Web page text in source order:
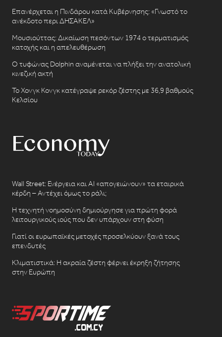
Επανέρχεται η Πινδάρου κατά Κυβέρνησης: «Γνωστό το
ανέκδοτο περι ΔΗΣΑΚΕΛ»
Μουσιούττας: Δικαίωση πεσόντων 1974 ο τερματισμός
κατοχής και η απελευθέρωση
Ο τυφώνας Dolphin αναμένεται να πλήξει την ανατολική
κινεζική ακτή
Το Χονγκ Κονγκ κατέγραψε ρεκόρ ζέστης με 36,9 βαθμούς
Κελσίου
Wall Street: Ενέργεια και AI «απογειώνουν» τα εταιρικά
κέρδη – Αντέχει όμως το ράλι;
Η τεχνητή νοημοσύνη δημιούργησε για πρώτη φορά
λειτουργικούς ιούς που δεν υπάρχουν στη φύση
Γιατί οι ευρωπαϊκές μετοχές προσελκύουν ξανά τους
επενδυτές
Κλιματιστικά: Η ακραία ζέστη φέρνει έκρηξη ζήτησης
στην Ευρώπη